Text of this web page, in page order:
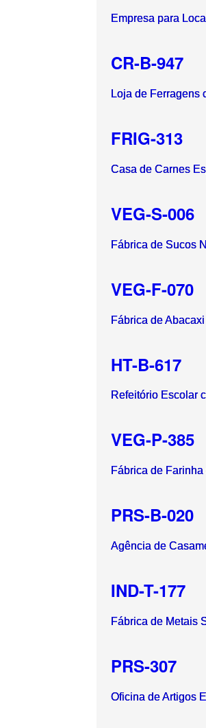
Empresa para
CR-B-947
Loja de Ferragens
FRIG-313
Casa de Carnes
VEG-S-006
Fábrica de Sucos
VEG-F-070
Fábrica de
HT-B-617
Refeitório Escolar
VEG-P-385
Fábrica de
PRS-B-020
Agência de
IND-T-177
Fábrica de Metais
PRS-307
Oficina de Artigos